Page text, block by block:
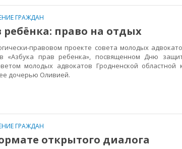
ГРАЖДАН
ребёнка: право на отдых
правовом проекте совета молодых
«Азбука прав ребенка», посвященном Дню
молодых адвокатов Гродненской областной
дочерью Оливией.
ГРАЖДАН
открытого диалога